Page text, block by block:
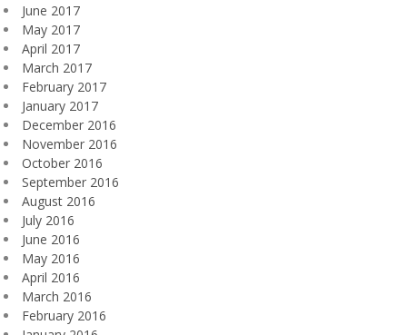
June 2017
May 2017
April 2017
March 2017
February 2017
January 2017
December 2016
November 2016
October 2016
September 2016
August 2016
July 2016
June 2016
May 2016
April 2016
March 2016
February 2016